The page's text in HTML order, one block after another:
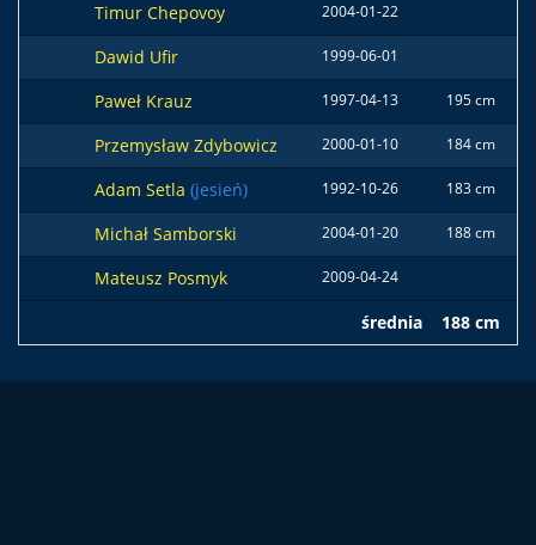
Timur Chepovoy
2004-01-22
Dawid Ufir 1999-06-01
Paweł Krauz 1997-04-13 195 cm
Przemysław Zdybowicz 2000-01-10 184 cm
Adam Setla (jesień) 1992-10-26 183 cm
Michał Samborski 2004-01-20 188 cm
Mateusz Posmyk 2009-04-24
średnia 188 cm